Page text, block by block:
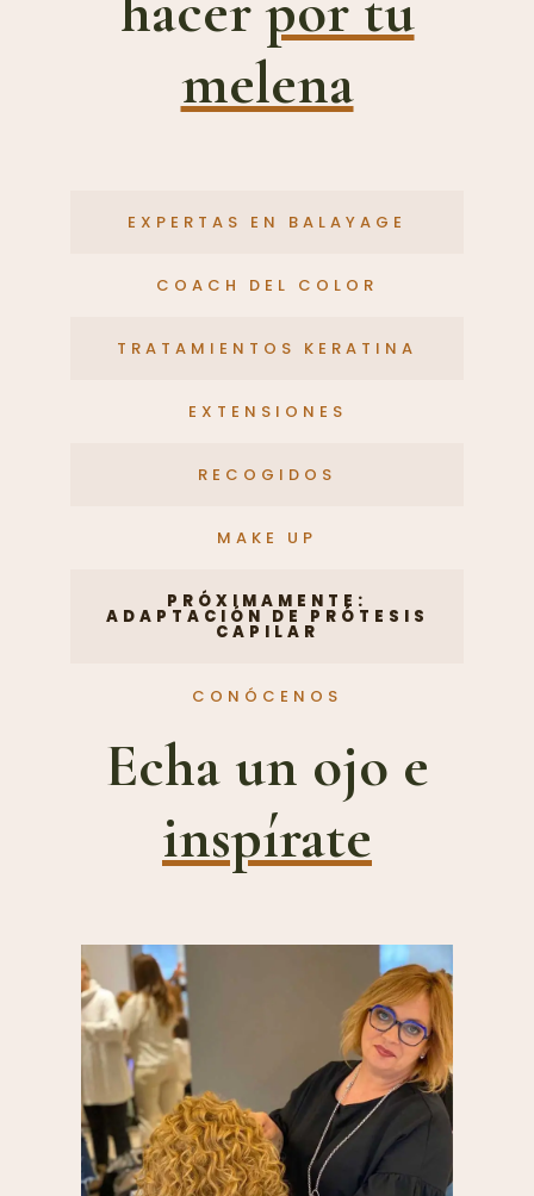
melena
EXPERTAS EN BALAYAGE
COACH DEL COLOR
TRATAMIENTOS KERATINA
EXTENSIONES
RECOGIDOS
MAKE UP
PRÓXIMAMENTE:
ADAPTACIÓN DE PRÓTESIS
CAPILAR
CONÓCENOS
Echa un ojo e
inspírate